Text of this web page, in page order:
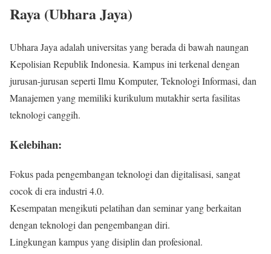
Raya (Ubhara Jaya)
Ubhara Jaya adalah universitas yang berada di bawah naungan
Kepolisian Republik Indonesia. Kampus ini terkenal dengan
jurusan-jurusan seperti Ilmu Komputer, Teknologi Informasi, dan
Manajemen yang memiliki kurikulum mutakhir serta fasilitas
teknologi canggih.
Kelebihan:
Fokus pada pengembangan teknologi dan digitalisasi, sangat
cocok di era industri 4.0.
Kesempatan mengikuti pelatihan dan seminar yang berkaitan
dengan teknologi dan pengembangan diri.
Lingkungan kampus yang disiplin dan profesional.